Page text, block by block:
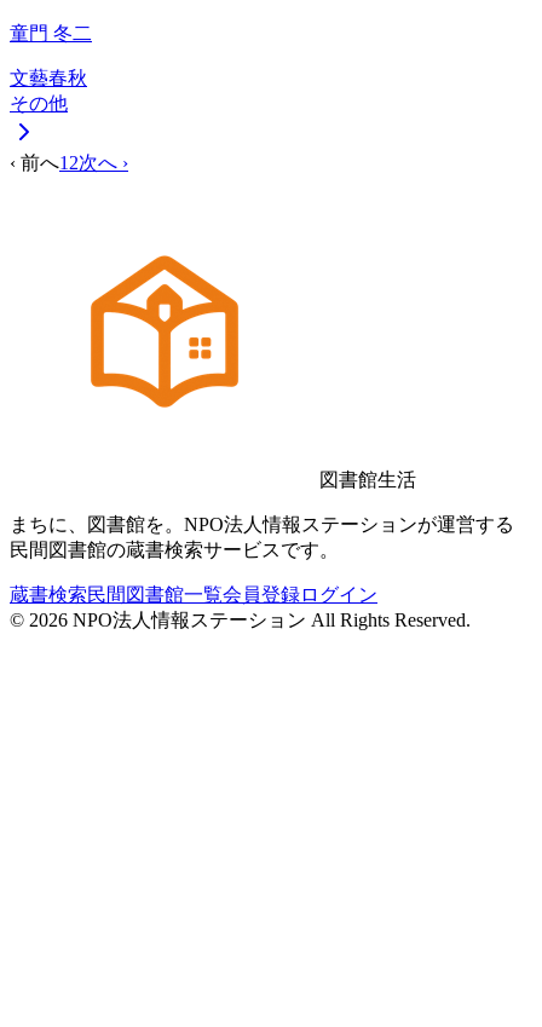
童門 冬二
文藝春秋
その他
‹ 前へ1 2次へ ›
図書館生活
まちに、図書館を。NPO法人情報ステーションが運営する
民間図書館の蔵書検索サービスです。
蔵書検索民間図書館一覧会員登録ログイン
© 2026 NPO法人情報ステーション All Rights Reserved.